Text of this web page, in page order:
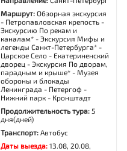
Маршрут:Обзорная экскурсия
- Петропавловская крепость -
Экскурсию По рекам и
каналам* - Экскурсия Мифы и
легенды Санкт-Петербурга* -
Царское Село - Екатериненский
дворец - Экскурсия По дворам,
парадным и крыше* - Музея
обороны и блокады
Ленинграда - Петергоф -
Нижний парк - Кронштадт
Продолжительность тура: 5
дня(дней)
Транспорт:Автобус
Даты выезда:13.08, 20.08,